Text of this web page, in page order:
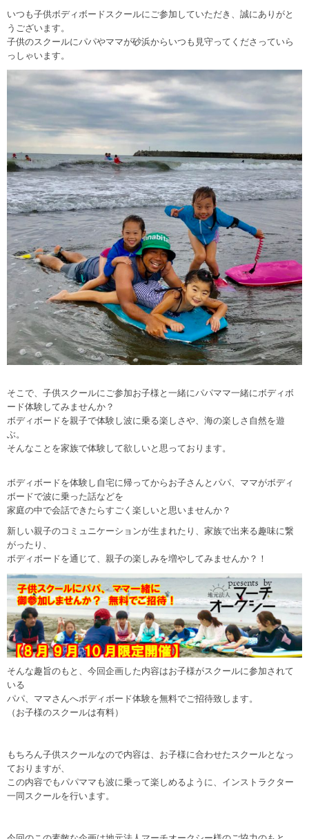
いつも子供ボディボードスクールにご参加していただき、誠にありがと
うございます。
子供のスクールにパパやママが砂浜からいつも見守ってくださっていら
っしゃいます。
そこで、子供スクールにご参加お子様と一緒にパパママ一緒にボディボ
ード体験してみませんか？
ボディボードを親子で体験し波に乗る楽しさや、海の楽しさ自然を遊
ぶ。
そんなことを家族で体験して欲しいと思っております。
ボディボードを体験し自宅に帰ってからお子さんとパパ、ママがボディ
ボードで波に乗った話などを
家庭の中で会話できたらすごく楽しいと思いませんか？
新しい親子のコミュニケーションが生まれたり、家族で出来る趣味に繋
がったり、
ボディボードを通じて、親子の楽しみを増やしてみませんか？！
そんな趣旨のもと、今回企画した内容はお子様がスクールに参加されて
いる
パパ、ママさんへボディボード体験を無料でご招待致します。
（お子様のスクールは有料）
もちろん子供スクールなので内容は、お子様に合わせたスクールとなっ
ておりますが、
この内容でもパパママも波に乗って楽しめるように、インストラクター
一同スクールを行います。